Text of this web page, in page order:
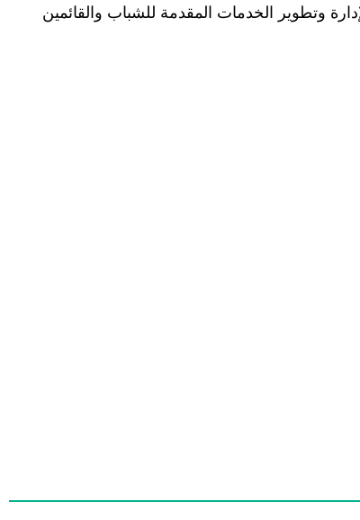
وتطوير الخدمات المقدمة للشباب والقائمين